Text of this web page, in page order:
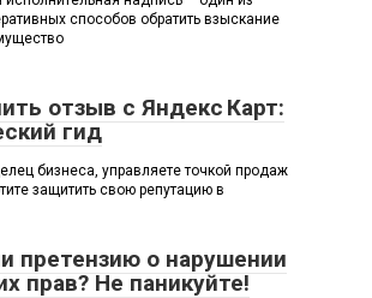
способов обратить взыскание
отзыв с Яндекс Карт:
гид
бизнеса, управляете точкой продаж
защитить свою репутацию в
претензию о нарушении
прав? Не паникуйте!